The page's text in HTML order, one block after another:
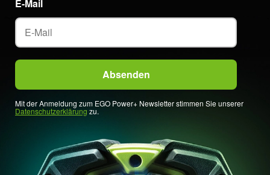
E-Mail
Mit der Anmeldung zum EGO Power+ Newsletter stimmen Sie unserer
Datenschutzerklärung zu.